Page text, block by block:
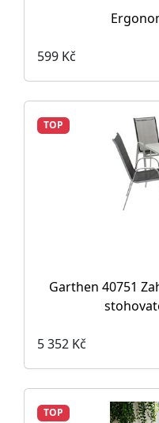
599 Kč
TOP
Garthen 40751
5 352 Kč
TOP